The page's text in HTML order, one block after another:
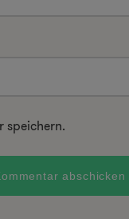
speichern.